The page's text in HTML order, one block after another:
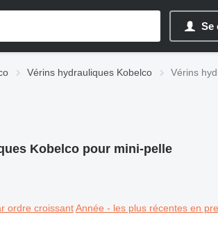
Se
Vérins hydrauliques Kobelco Vérins
Kobelco pour mini-pelle
ordre croissant Année - les plus récentes en